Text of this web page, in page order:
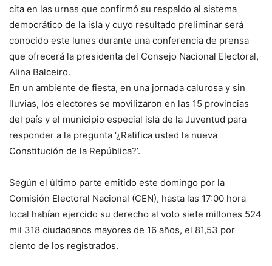
cita en las urnas que confirmó su respaldo al sistema
democrático de la isla y cuyo resultado preliminar será
conocido este lunes durante una conferencia de prensa
que ofrecerá la presidenta del Consejo Nacional Electoral,
Alina Balceiro.
En un ambiente de fiesta, en una jornada calurosa y sin
lluvias, los electores se movilizaron en las 15 provincias
del país y el municipio especial isla de la Juventud para
responder a la pregunta ‘¿Ratifica usted la nueva
Constitución de la República?’.
Según el último parte emitido este domingo por la
Comisión Electoral Nacional (CEN), hasta las 17:00 hora
local habían ejercido su derecho al voto siete millones 524
mil 318 ciudadanos mayores de 16 años, el 81,53 por
ciento de los registrados.